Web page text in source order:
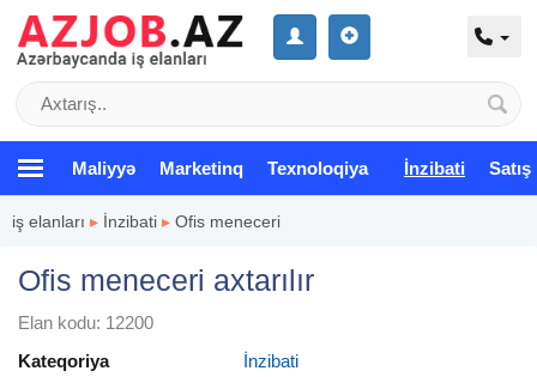
Maliyyə Marketinq Texnoloqiya İnzibati Satış
iş elanları ▸ İnzibati ▸ Ofis meneceri
Ofis meneceri axtarılır
Elan kodu: 12200
Kateqoriya
İnzibati